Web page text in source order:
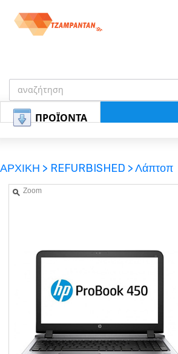
ΠΡΟΪΟΝΤΑ
ΠΟΙΟΙ ΕΙΜΑΣΤΕ
ΑΡΧΙΚΗ > REFURBISHED >Λάπτοπ
Zoom